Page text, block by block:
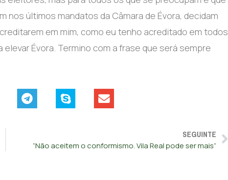
nos últimos mandatos da Câmara de Évora, decidam
em mim, como eu tenho acreditado em todos
Évora. Termino com a frase que será sempre
SEGUINTE
“Não aceitem o conformismo. Vila Real pode ser mais”